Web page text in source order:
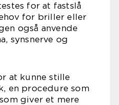
for at fastslå
for briller eller
også anvende
synsnerve og
at kunne stille
en procedure som
giver et mere